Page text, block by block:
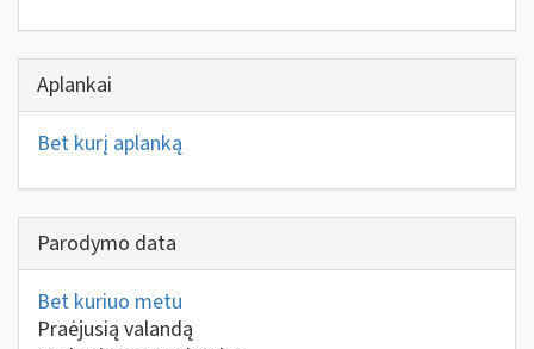
Aplankai
Bet kurį aplanką
Parodymo data
Bet kuriuo metu
Praėjusią valandą